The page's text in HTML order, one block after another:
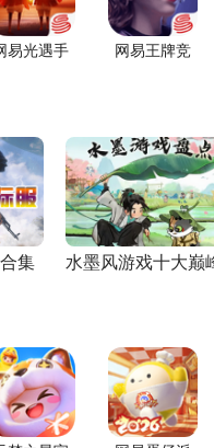
易光遇手
网易王牌竞
集
水墨风游戏十大巅